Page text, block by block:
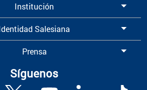
Institución
Salesiana
Prensa
Síguenos